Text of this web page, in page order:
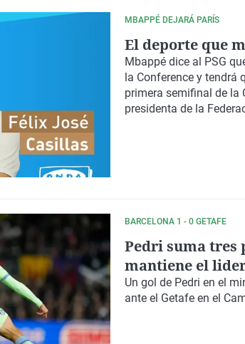
MBAPPÉ DEJARÁ PARÍS
El deporte que
Mbappé dice al PSG
la Conference y tendrá
primera semifinal de la
presidenta de la
BARCELONA 1 - 0 GETAFE
Pedri suma tres
mantiene el
Un gol de Pedri en el
ante el Getafe en el